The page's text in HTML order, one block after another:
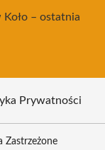
– ostatnia
Prywatności
Zastrzeżone